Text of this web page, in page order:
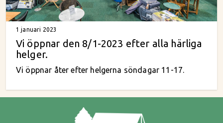
1 januari 2023
Vi öppnar den 8/1-2023 efter alla härliga
helger.
Vi öppnar åter efter helgerna söndagar 11-17.